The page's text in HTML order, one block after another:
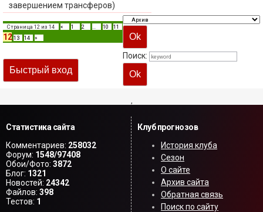
завершением трансферов)
Страница 12 из 14 « 1 2 10 11
1213 14 »
Поиск:
,
Статистика сайта
Комментариев: 258032
Форум: 1548/97408
Обои/Фото: 3872
Блог: 1321
Новостей: 24342
Файлов: 398
Тестов: 1
Клуб прогнозов
История клуба
Сезон
О сайте
Архив сайта
Обратная связь
Поиск по сайту